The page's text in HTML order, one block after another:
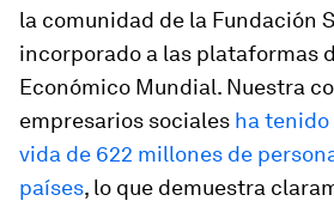
la comunidad de la Fundación
incorporado a las plataformas
Económico Mundial. Nuestra
empresarios sociales ha tenido
vida de 622 millones de
países, lo que demuestra